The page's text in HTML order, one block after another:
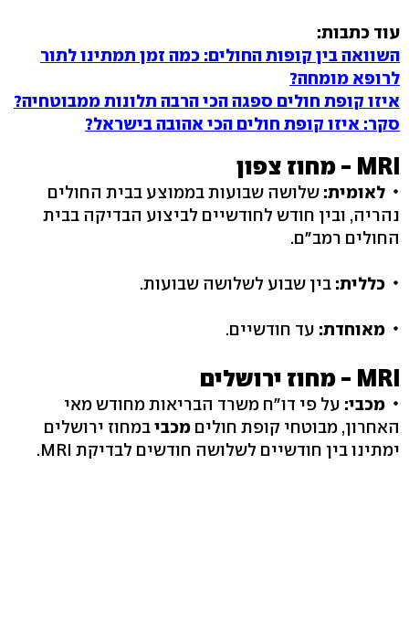
עוד כתבות:
השוואה בין קופות החולים: כמה זמן תמתינו לתור
לרופא מומחה?
איזו קופת חולים ספגה הכי הרבה תלונות ממבוטחיה?
סקר: איזו קופת חולים הכי אהובה בישראל?
MRI - מחוז צפון
לאומית: שלושה שבועות בממוצע בבית החולים
נהריה, ובין חודש לחודשיים לביצוע הבדיקה בבית
החולים רמב"ם.
כללית: בין שבוע לשלושה שבועות.
מאוחדת: עד חודשיים.
MRI - מחוז ירושלים
מכבי: על פי דו"ח משרד הבריאות מחודש מאי
האחרון, מבוטחי קופת חולים מכביבמחוז ירושלים
ימתינו בין חודשיים לשלושה חודשים לבדיקת MRI.